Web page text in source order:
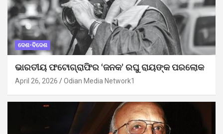
ଦେଶ-ବିଦେଶ
ଭାରତୀୟ ଫଟୋଗ୍ରାଫିର ‘ଜନକ’ ରଘୁ ରାୟଙ୍କ ପରଲୋକ
April 26, 2026 Odian Media Network1